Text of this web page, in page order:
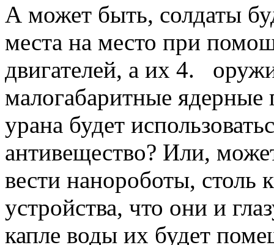
А может быть, солдаты
места на место при
двигателей, а их 4.
малогабаритные ядер­ные
урана будет
антивещество? Или,
вести нанороботы, столь
устройства, что они и
капле воды их будет